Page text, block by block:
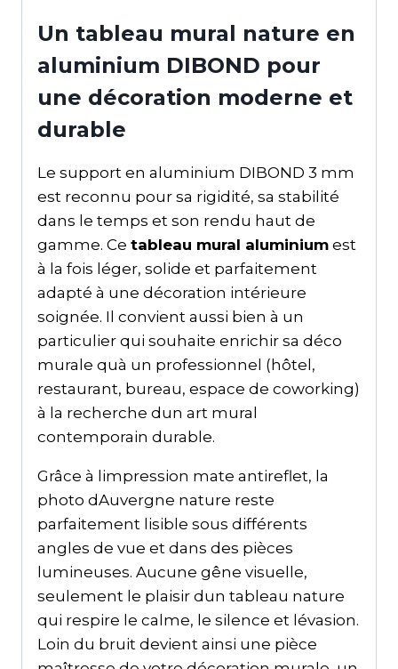
Un tableau mural nature en
aluminium DIBOND pour
une décoration moderne et
durable
Le support en aluminium DIBOND 3 mm
est reconnu pour sa rigidité, sa stabilité
dans le temps et son rendu haut de
gamme. Ce tableau mural aluminium est
à la fois léger, solide et parfaitement
adapté à une décoration intérieure
soignée. Il convient aussi bien à un
particulier qui souhaite enrichir sa déco
murale quà un professionnel (hôtel,
restaurant, bureau, espace de coworking)
à la recherche dun art mural
contemporain durable.
Grâce à limpression mate antireflet, la
photo dAuvergne nature reste
parfaitement lisible sous différents
angles de vue et dans des pièces
lumineuses. Aucune gêne visuelle,
seulement le plaisir dun tableau nature
qui respire le calme, le silence et lévasion.
Loin du bruit devient ainsi une pièce